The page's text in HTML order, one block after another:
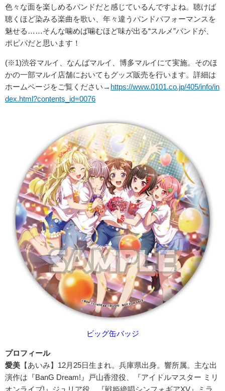
色々な面を楽しめるバンドだと感じているんですよね。聴けば
聴くほど染みる楽曲を歌い、年々違うバンドパフォーマンスを
魅せる……そんな噛めば噛むほど味が出る“スルメ”バンドが、
ポピパだと思います！
(※1)渋谷マルイ、なんばマルイ、博多マルイにて実施。そのほ
かの一部マルイ店舗においてもグッズ販売を行います。詳細は
ホームページをご覧ください→ https://www.0101.co.jp/405/info/in
dex.html?contents_id=0076
ビッグ缶バッジ
プロフィール
愛美 【あいみ】12月25日生まれ。兵庫県出身。響所属。主な出
演作は『BanG Dream!』戸山香澄役、『アイドルマスター ミリ